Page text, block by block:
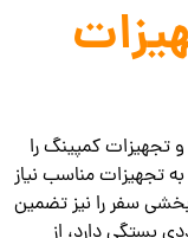
تجهیزات کمپینگ را
تجهیزات مناسب نیاز
بخشی سفر را نیز تضمین